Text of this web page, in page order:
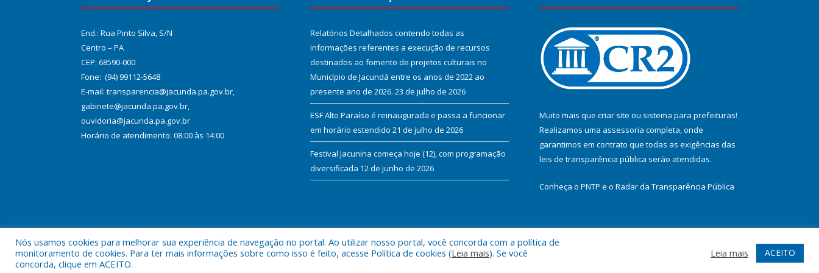
End.: Rua Pinto Silva, S/N
Centro – PA
CEP: 68590-000
Fone: (94) 99112-5648
E-mail: transparencia@jacunda.pa.gov.br,
gabinete@jacunda.pa.gov.br,
ouvidoria@jacunda.pa.gov.br
Horário de atendimento: 08:00 às 14:00
Relatórios Detalhados contendo todas as
informações referentes a execução de recursos
destinados ao fomento de projetos culturais no
Município de Jacundá entre os anos de 2022 ao
presente ano de 2026. 23 de julho de 2026
ESF Alto Paraíso é reinaugurada e passa a funcionar
em horário estendido 21 de julho de 2026
Festival Jacunina começa hoje (12), com programação
diversificada 12 de junho de 2026
Muito mais que criar site ou sistema para prefeituras!
Realizamos uma assessoria completa, onde
garantimos em contrato que todas as exigências das
leis de transparência pública serão atendidas.
Conheça o PNTP e o Radar da Transparência Pública
Todos os direitos reservados a Prefeitura Municipal de Jacundá. Mapa do Site Acessar Webmail
Nós usamos cookies para melhorar sua experiência de navegação no portal. Ao utilizar nosso portal, você concorda com a política de
monitoramento de cookies. Para ter mais informações sobre como isso é feito, acesse Política de cookies (Leia mais). Se você
concorda, clique em ACEITO.
Leia mais ACEITO